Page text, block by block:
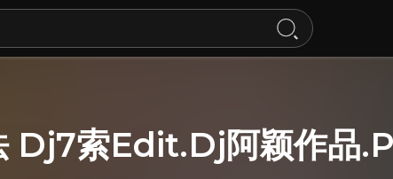
Dj7索Edit.Dj阿颖作品